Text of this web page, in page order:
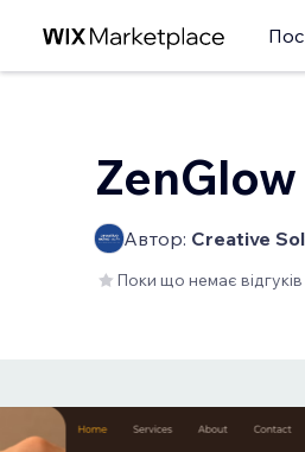
Автор: Creative
Поки що немає відгуків